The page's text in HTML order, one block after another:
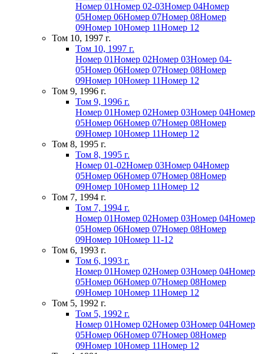
Номер 01Номер 02-03Номер 04Номер
05Номер 06Номер 07Номер 08Номер
09Номер 10Номер 11Номер 12
Том 10, 1997 г.
Том 10, 1997 г.
Номер 01Номер 02Номер 03Номер 04-
05Номер 06Номер 07Номер 08Номер
09Номер 10Номер 11Номер 12
Том 9, 1996 г.
Том 9, 1996 г.
Номер 01Номер 02Номер 03Номер 04Номер
05Номер 06Номер 07Номер 08Номер
09Номер 10Номер 11Номер 12
Том 8, 1995 г.
Том 8, 1995 г.
Номер 01-02Номер 03Номер 04Номер
05Номер 06Номер 07Номер 08Номер
09Номер 10Номер 11Номер 12
Том 7, 1994 г.
Том 7, 1994 г.
Номер 01Номер 02Номер 03Номер 04Номер
05Номер 06Номер 07Номер 08Номер
09Номер 10Номер 11-12
Том 6, 1993 г.
Том 6, 1993 г.
Номер 01Номер 02Номер 03Номер 04Номер
05Номер 06Номер 07Номер 08Номер
09Номер 10Номер 11Номер 12
Том 5, 1992 г.
Том 5, 1992 г.
Номер 01Номер 02Номер 03Номер 04Номер
05Номер 06Номер 07Номер 08Номер
09Номер 10Номер 11Номер 12